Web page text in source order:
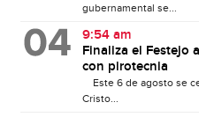
gubernamental se...
9:54 am
Finaliza el Festejo
con pirotecnia
Este 6 de agosto se
Cristo...